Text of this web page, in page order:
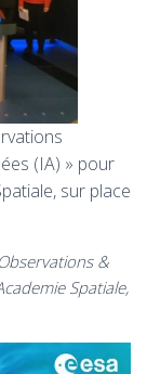
(IA) » pour
sur place
&
Spatiale,